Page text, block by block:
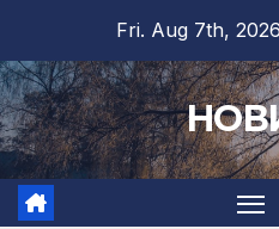
content
Fri. Aug 7th, 2026